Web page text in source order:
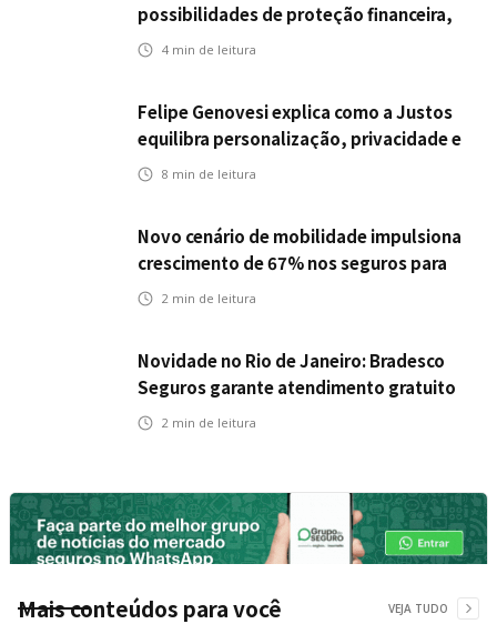
possibilidades de proteção financeira,
Icatu Seguros eleva capital segurado
4 min de leitura
Felipe Genovesi explica como a Justos
equilibra personalização, privacidade e
tecnologia
8 min de leitura
Novo cenário de mobilidade impulsiona
crescimento de 67% nos seguros para
veículos elétricos da Bradesco Seguros
2 min de leitura
Novidade no Rio de Janeiro: Bradesco
Seguros garante atendimento gratuito
na Ponte Rio-Niterói
2 min de leitura
Mais conteúdos para você VEJA TUDO